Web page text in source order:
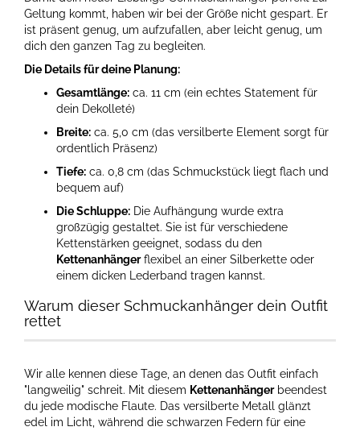
Geltung kommt, haben wir bei der Größe nicht gespart. Er
ist präsent genug, um aufzufallen, aber leicht genug, um
dich den ganzen Tag zu begleiten.
Die Details für deine Planung:
Gesamtlänge: ca. 11 cm (ein echtes Statement für
dein Dekolleté)
Breite: ca. 5,0 cm (das versilberte Element sorgt für
ordentlich Präsenz)
Tiefe: ca. 0,8 cm (das Schmuckstück liegt flach und
bequem auf)
Die Schluppe: Die Aufhängung wurde extra
großzügig gestaltet. Sie ist für verschiedene
Kettenstärken geeignet, sodass du den
Kettenanhängerflexibel an einer Silberkette oder
einem dicken Lederband tragen kannst.
Warum dieser Schmuckanhänger dein Outfit
rettet
Wir alle kennen diese Tage, an denen das Outfit einfach
"langweilig" schreit. Mit diesem Kettenanhängerbeendest
du jede modische Flaute. Das versilberte Metall glänzt
edel im Licht, während die schwarzen Federn für eine